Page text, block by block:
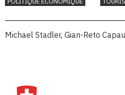
Michael Stadler, Gian-Reto